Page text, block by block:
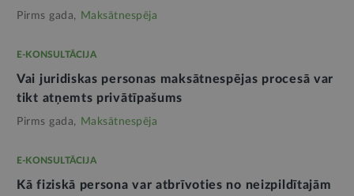
Pirms gada, Maksātnespēja
E-KONSULTĀCIJA
Vai juridiskas personas maksātnespējas procesā var
tikt atņemts privātīpašums
Pirms gada, Maksātnespēja
E-KONSULTĀCIJA
Kā fiziskā persona var atbrīvoties no neizpildītajām